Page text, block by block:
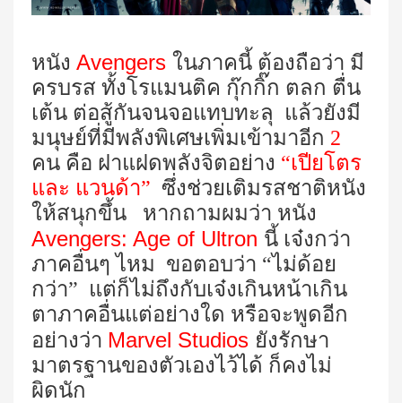
หนัง Avengers ในภาคนี้ ต้องถือว่า มี
ครบรส ทั้งโรแมนติค กุ๊กกิ๊ก ตลก ตื่น
เต้น ต่อสู้กันจนจอแทบทะลุ แล้วยังมี
มนุษย์ที่มีพลังพิเศษเพิ่มเข้ามาอีก 2
คน คือ ฝาแฝดพลังจิตอย่าง “เปียโตร
และ แวนด้า” ซึ่งช่วยเติมรสชาติหนัง
ให้สนุกขึ้น หากถามผมว่า หนัง
Avengers: Age of Ultron นี้ เจ๋งกว่า
ภาคอื่นๆ ไหม ขอตอบว่า “ไม่ด้อย
กว่า” แต่ก็ไม่ถึงกับเจ๋งเกินหน้าเกิน
ตาภาคอื่นแต่อย่างใด หรือจะพูดอีก
อย่างว่า Marvel Studios ยังรักษา
มาตรฐานของตัวเองไว้ได้ ก็คงไม่
ผิดนัก